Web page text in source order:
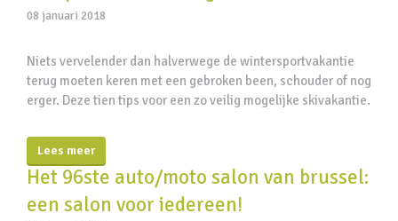
08 januari 2018
Niets vervelender dan halverwege de wintersportvakantie
terug moeten keren met een gebroken been, schouder of nog
erger. Deze tien tips voor een zo veilig mogelijke skivakantie.
Lees meer
Het 96ste auto/moto salon van brussel:
een salon voor iedereen!